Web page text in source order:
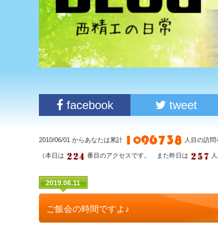
facebook tweet
2010/06/01 からあなたは累計 人目の訪
（本日は 番目のアクセスです。 また昨日は
2019.06.11
ご飯会の時間ですよ♪